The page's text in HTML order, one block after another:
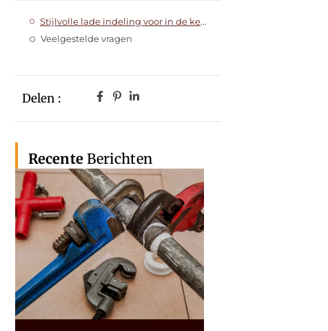
Stijlvolle lade indeling voor in de keuken
Veelgestelde vragen
Delen :
RecenteBerichten